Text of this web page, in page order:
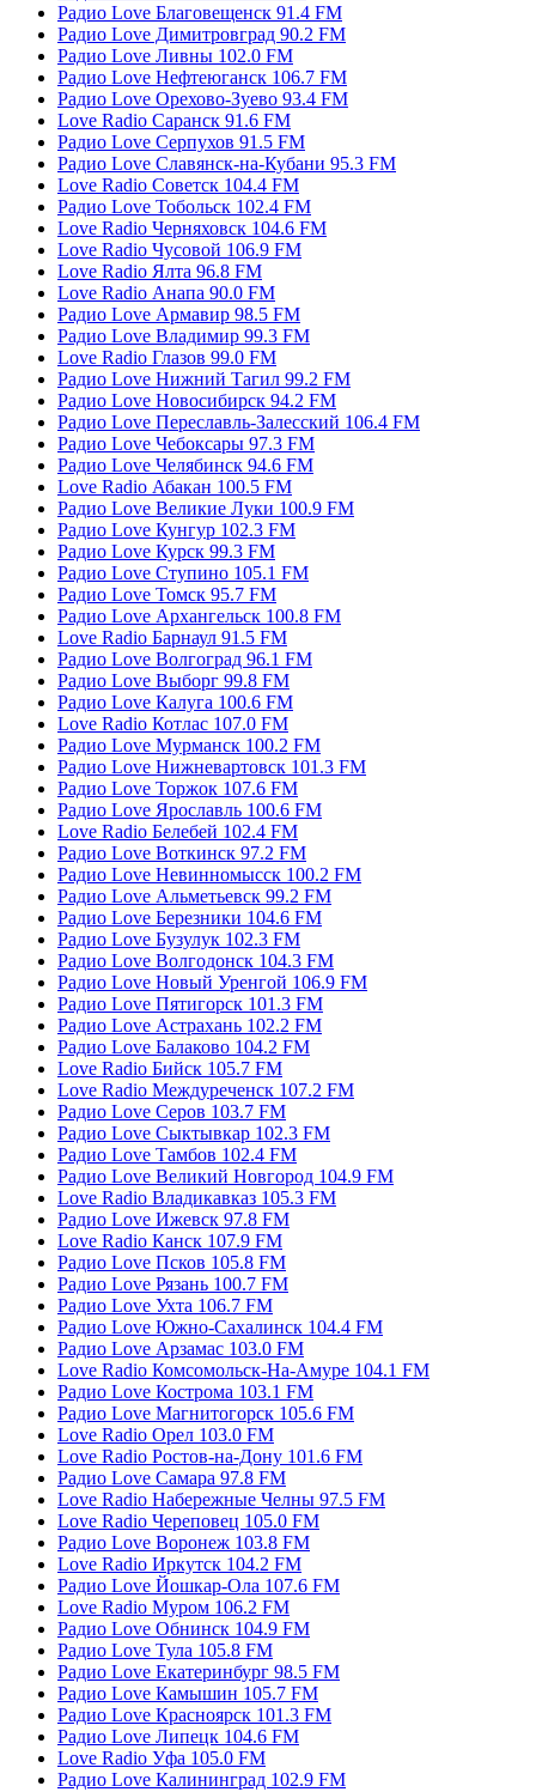
Радио Love Благовещенск 91.4 FM
Радио Love Димитровград 90.2 FM
Радио Love Ливны 102.0 FM
Радио Love Нефтеюганск 106.7 FM
Радио Love Орехово-Зуево 93.4 FM
Love Radio Саранск 91.6 FM
Радио Love Серпухов 91.5 FM
Радио Love Славянск-на-Кубани 95.3 FM
Love Radio Советск 104.4 FM
Радио Love Тобольск 102.4 FM
Love Radio Черняховск 104.6 FM
Love Radio Чусовой 106.9 FM
Love Radio Ялта 96.8 FM
Love Radio Анапа 90.0 FM
Радио Love Армавир 98.5 FM
Радио Love Владимир 99.3 FM
Love Radio Глазов 99.0 FM
Радио Love Нижний Тагил 99.2 FM
Радио Love Новосибирск 94.2 FM
Радио Love Переславль-Залесский 106.4 FM
Радио Love Чебоксары 97.3 FM
Радио Love Челябинск 94.6 FM
Love Radio Абакан 100.5 FM
Радио Love Великие Луки 100.9 FM
Радио Love Кунгур 102.3 FM
Радио Love Курск 99.3 FM
Радио Love Ступино 105.1 FM
Радио Love Томск 95.7 FM
Радио Love Архангельск 100.8 FM
Love Radio Барнаул 91.5 FM
Радио Love Волгоград 96.1 FM
Радио Love Выборг 99.8 FM
Радио Love Калуга 100.6 FM
Love Radio Котлас 107.0 FM
Радио Love Мурманск 100.2 FM
Радио Love Нижневартовск 101.3 FM
Радио Love Торжок 107.6 FM
Радио Love Ярославль 100.6 FM
Love Radio Белебей 102.4 FM
Радио Love Воткинск 97.2 FM
Радио Love Невинномысск 100.2 FM
Радио Love Альметьевск 99.2 FM
Радио Love Березники 104.6 FM
Радио Love Бузулук 102.3 FM
Радио Love Волгодонск 104.3 FM
Радио Love Новый Уренгой 106.9 FM
Радио Love Пятигорск 101.3 FM
Радио Love Астрахань 102.2 FM
Радио Love Балаково 104.2 FM
Love Radio Бийск 105.7 FM
Love Radio Междуреченск 107.2 FM
Радио Love Серов 103.7 FM
Радио Love Сыктывкар 102.3 FM
Радио Love Тамбов 102.4 FM
Радио Love Великий Новгород 104.9 FM
Love Radio Владикавказ 105.3 FM
Радио Love Ижевск 97.8 FM
Love Radio Канск 107.9 FM
Радио Love Псков 105.8 FM
Радио Love Рязань 100.7 FM
Радио Love Ухта 106.7 FM
Радио Love Южно-Сахалинск 104.4 FM
Радио Love Арзамас 103.0 FM
Love Radio Комсомольск-На-Амуре 104.1 FM
Радио Love Кострома 103.1 FM
Радио Love Магнитогорск 105.6 FM
Love Radio Орел 103.0 FM
Love Radio Ростов-на-Дону 101.6 FM
Радио Love Самара 97.8 FM
Love Radio Набережные Челны 97.5 FM
Love Radio Череповец 105.0 FM
Радио Love Воронеж 103.8 FM
Love Radio Иркутск 104.2 FM
Радио Love Йошкар-Ола 107.6 FM
Love Radio Муром 106.2 FM
Радио Love Обнинск 104.9 FM
Радио Love Тула 105.8 FM
Радио Love Екатеринбург 98.5 FM
Радио Love Камышин 105.7 FM
Радио Love Красноярск 101.3 FM
Радио Love Липецк 104.6 FM
Love Radio Уфа 105.0 FM
Радио Love Калининград 102.9 FM